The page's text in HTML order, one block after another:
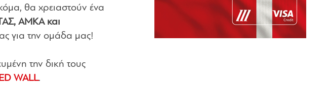
θα χρειαστούν ένα
ΑΜΚΑ και
για την ομάδα μας!
την δική τους
WALL.